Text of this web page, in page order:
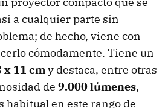
a cualquier parte sin
de hecho, viene con
cómodamente. Tiene un
x 11 cmy destaca, entre otras
de 9.000 lúmenes,
habitual en este rango de